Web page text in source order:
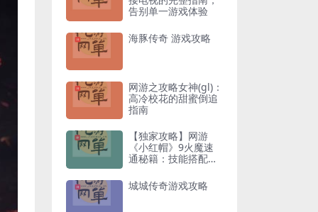
告别单一游戏体验
海豚传奇 游戏攻略
网游之攻略女神(gl)：
高冷校花的甜蜜倒追
指南
【独家攻略】网游
《小红帽》9火魔速
通秘籍：技能搭配与
城城传奇游戏攻略